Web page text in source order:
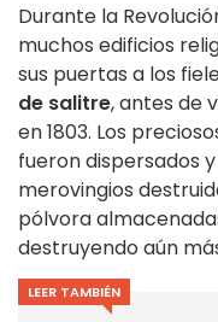
Durante la
muchos edificios
sus puertas a los
de salitre, antes de
en 1803. Los
fueron dispersados
merovingios
pólvora
destruyendo aún
LEER TAMBIÉN